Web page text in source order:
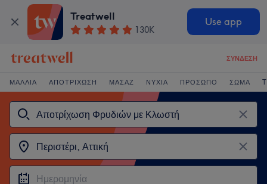
Treatwell
130K
Use app
ΣΎΝΔΕΣΗ
ΜΑΛΛΙΆ ΑΠΟΤΡΊΧΩΣΗ ΜΑΣΆΖ ΝΎΧΙΑ ΠΡΌΣΩΠΟ ΣΏΜΑ